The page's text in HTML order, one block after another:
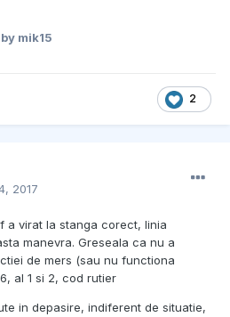
by mik15
2
2017
a virat la stanga corect, linia
manevra. Greseala ca nu a
de mers (sau nu functiona
al 1 si 2, cod rutier
in depasire, indiferent de situatie,